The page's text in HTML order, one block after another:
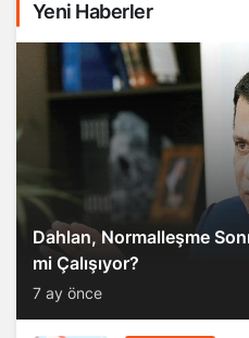
Yeni Haberler
Dahlan, Normalleşme
mi Çalışıyor?
7 ay önce